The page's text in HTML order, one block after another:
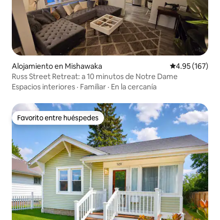
Alojamiento en Mishawaka Calificación
4.95 (167)
Russ Street Retreat: a 10 minutos de Notre Dame
Espacios interiores · Familiar · En la cercanía
Favorito entre huéspedes
Favorito entre huéspedes